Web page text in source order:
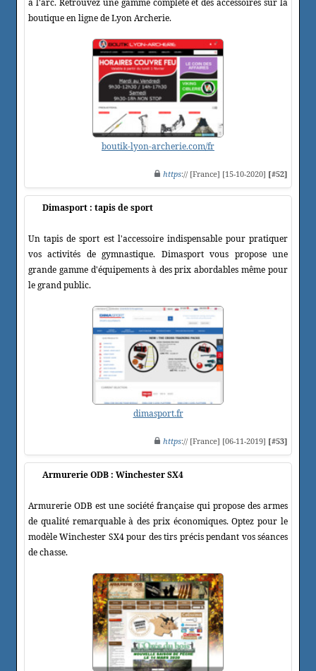
boutique en ligne de Lyon Archerie.
boutik-lyon-archerie.com/fr
https:// [France] [15-10-2020] [#52]
Dimasport : tapis de sport
Un tapis de sport est l'accessoire indispensable pour pratiquer
vos activités de gymnastique. Dimasport vous propose une
grande gamme d'équipements à des prix abordables même pour
le grand public.
dimasport.fr
https:// [France] [06-11-2019] [#53]
Armurerie ODB : Winchester SX4
Armurerie ODB est une société française qui propose des armes
de qualité remarquable à des prix économiques. Optez pour le
modèle Winchester SX4 pour des tirs précis pendant vos séances
de chasse.